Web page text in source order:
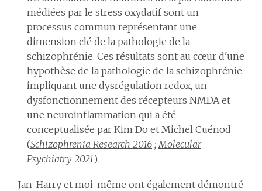
médiées par le stress oxydatif sont un
processus commun représentant une
dimension clé de la pathologie de la
schizophrénie. Ces résultats sont au cœur d'une
hypothèse de la pathologie de la schizophrénie
impliquant une dysrégulation redox, un
dysfonctionnement des récepteurs NMDA et
une neuroinflammation qui a été
conceptualisée par Kim Do et Michel Cuénod
(Schizophrenia Research 2016 ;Molecular
Psychiatry 2021).
Jan-Harry et moi-même ont également démontré